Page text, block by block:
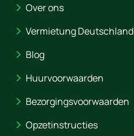
Over ons
Vermietung Deutschland
Blog
Huurvoorwaarden
Bezorgingsvoorwaarden
Opzetinstructies